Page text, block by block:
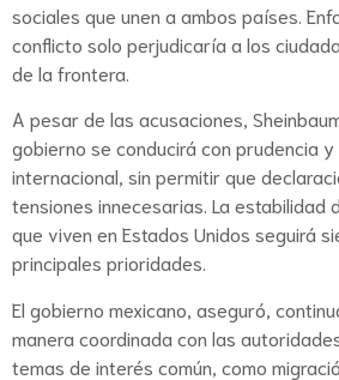
sociales que unen a ambos países.
conflicto solo perjudicaría a los
de la frontera.
A pesar de las acusaciones,
gobierno se conducirá con prudencia
internacional, sin permitir que
tensiones innecesarias. La estabilidad
que viven en Estados Unidos seguirá
principales prioridades.
El gobierno mexicano, aseguró,
manera coordinada con las
temas de interés común, como